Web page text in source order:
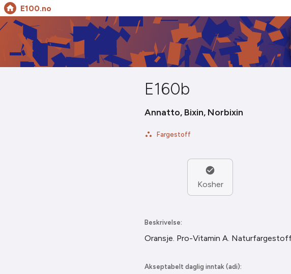
E100.no
E160b
Annatto, Bixin, Norbixin
Fargestoff
Kosher
Beskrivelse:
Oransje. Pro-Vitamin A.
Akseptabelt daglig inntak (adi):